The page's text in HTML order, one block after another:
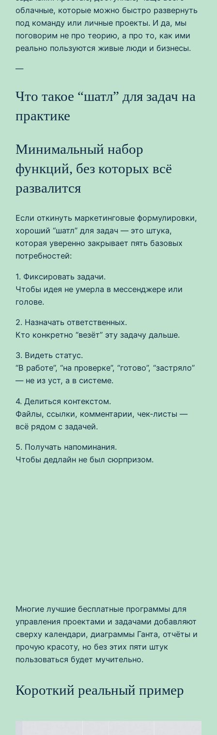
облачные, которые можно быстро развернуть
под команду или личные проекты. И да, мы
поговорим не про теорию, а про то, как ими
реально пользуются живые люди и бизнесы.
—
Что такое “шатл” для задач на
практике
Минимальный набор
функций, без которых всё
развалится
Если откинуть маркетинговые формулировки,
хороший “шатл” для задач — это штука,
которая уверенно закрывает пять базовых
потребностей:
1. Фиксировать задачи.
Чтобы идея не умерла в мессенджере или
голове.
2. Назначать ответственных.
Кто конкретно “везёт” эту задачу дальше.
3. Видеть статус.
“В работе”, “на проверке”, “готово”, “застряло”
— не из уст, а в системе.
4. Делиться контекстом.
Файлы, ссылки, комментарии, чек‑листы —
всё рядом с задачей.
5. Получать напоминания.
Чтобы дедлайн не был сюрпризом.
Многие лучшие бесплатные программы для
управления проектами и задачами добавляют
сверху календари, диаграммы Ганта, отчёты и
прочую красоту, но без этих пяти штук
пользоваться будет мучительно.
Короткий реальный пример